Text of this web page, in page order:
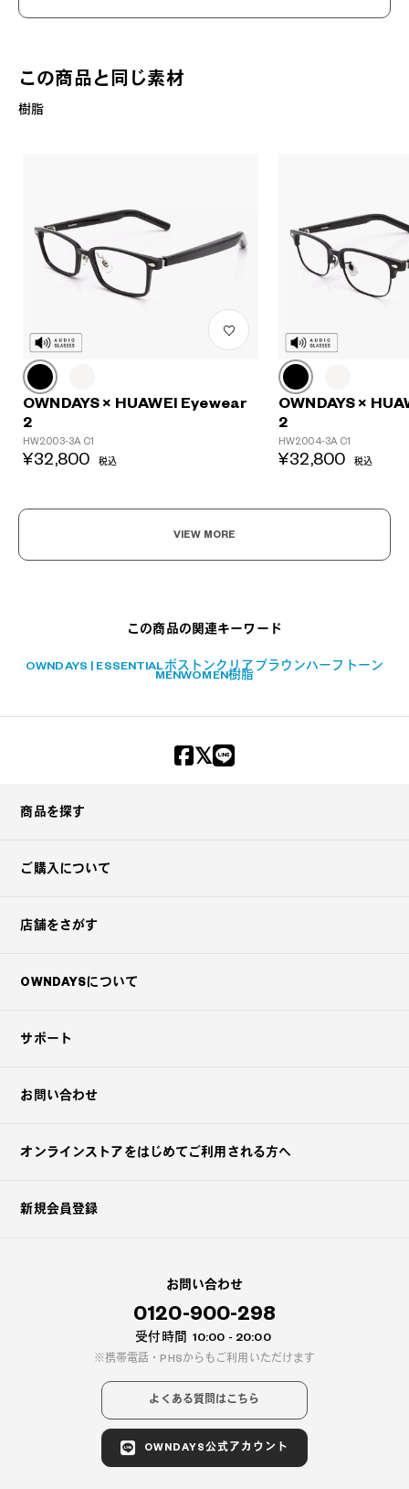
この商品と同じ素材
樹脂
OWNDAYS × HUAWEI Eyewear
2
HW2003-3A C1
¥32,800 税込
OWNDAYS ×
2
HW2004-3A C1
¥32,800 税込
VIEW MORE
この商品の関連キーワード
OWNDAYS | ESSENTIALボストンクリアブラウンハーフトーン
MENWOMEN樹脂
商品を探す
ご購入について
店舗をさがす
OWNDAYSについて
サポート
お問い合わせ
オンラインストアをはじめてご利用される方へ
新規会員登録
お問い合わせ
0120-900-298
受付時間 10:00 - 20:00
携帯電話・PHSからもご利用いただけます
よくある質問はこちら
OWNDAYS公式アカウント